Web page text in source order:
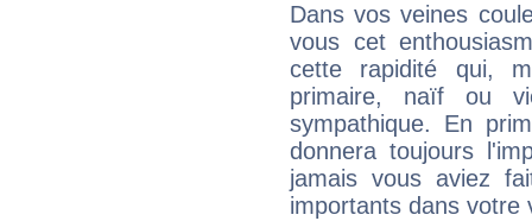
Dans vos veines
vous cet
cette rapidité qui,
primaire, naïf ou
sympathique. En
donnera toujours
jamais vous aviez
importants dans votre